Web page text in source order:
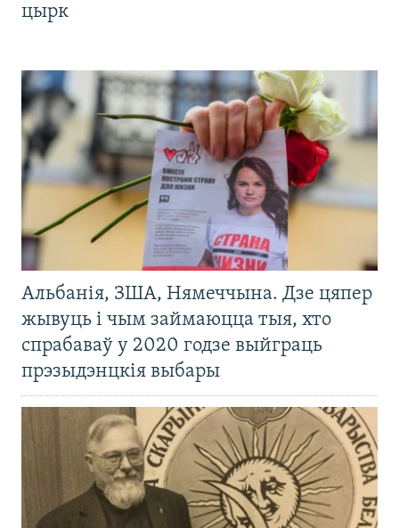
цырк
Альбанія, ЗША, Нямеччына. Дзе цяпер
жывуць і чым займаюцца тыя, хто
спрабаваў у 2020 годзе выйграць
прэзыдэнцкія выбары